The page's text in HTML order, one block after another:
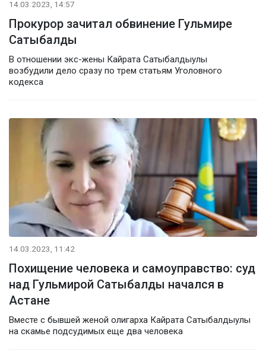
14.03.2023, 14:57
Прокурор зачитал обвинение Гульмире
Сатыбалды
В отношении экс-жены Кайрата Сатыбалдыулы
возбудили дело сразу по трем статьям Уголовного
кодекса
14.03.2023, 11:42
Похищение человека и самоуправство: суд
над Гульмирой Сатыбалды начался в
Астане
Вместе с бывшей женой олигарха Кайрата Сатыбалдыулы
на скамье подсудимых еще два человека